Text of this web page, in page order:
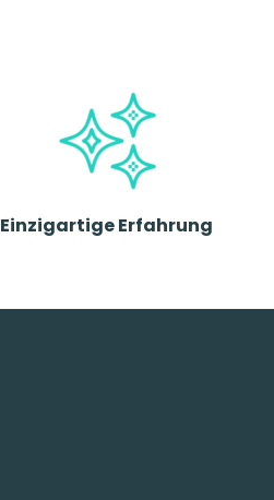
Einzigartige Erfahrung